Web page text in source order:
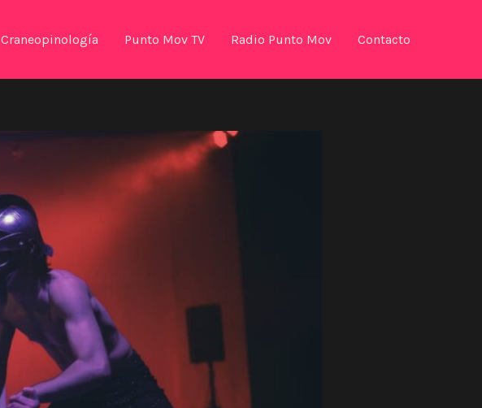
Craneopinología Punto Mov TV Radio Punto Mov Contacto